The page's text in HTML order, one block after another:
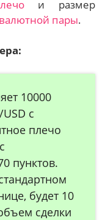
и размер
валютной пары.
10000
с
плечо
пунктов.
будет 10
сделки